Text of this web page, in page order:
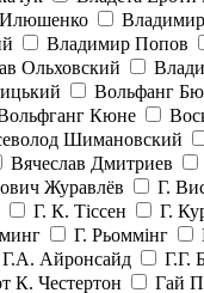
Владимир Попов
Ольховский
Вольфанг
Кюне
Шимановский
Вячеслав Дмитриев
Журавлёв
Г.
Г. К. Тiссен Г.
Г. Рьоммінг
Г.А. Айронсайд
Г.Г.
К. Честертон
Гай